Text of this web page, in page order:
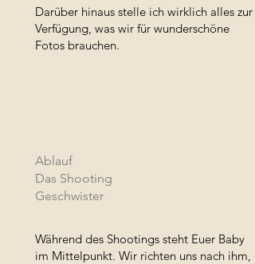
Darüber hinaus stelle ich wirklich alles zur
Verfügung, was wir für wunderschöne
Fotos brauchen.
Ablauf
Das Shooting
Geschwister
Während des Shootings steht Euer Baby
im Mittelpunkt. Wir richten uns nach ihm,